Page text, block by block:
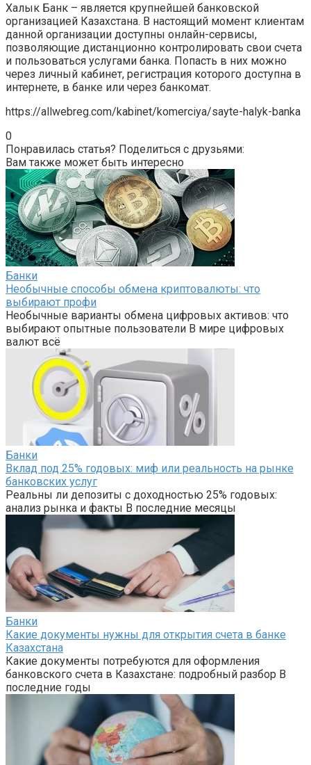
Халык Банк – является крупнейшей банковской
организацией Казахстана. В настоящий момент клиентам
данной организации доступны онлайн-сервисы,
позволяющие дистанционно контролировать свои счета
и пользоваться услугами банка. Попасть в них можно
через личный кабинет, регистрация которого доступна в
интернете, в банке или через банкомат.
https://allwebreg.com/kabinet/komerciya/sayte-halyk-banka
0
Понравилась статья? Поделиться с друзьями:
Вам также может быть интересно
Банки
Необычные способы обмена криптовалюты: что
выбирают профи
Необычные варианты обмена цифровых активов: что
выбирают опытные пользователи В мире цифровых
валют всё
Банки
Вклад под 25% годовых: миф или реальность на рынке
банковских услуг
Реальны ли депозиты с доходностью 25% годовых:
анализ рынка и факты В последние месяцы
Банки
Какие документы нужны для открытия счета в банке
Казахстана
Какие документы потребуются для оформления
банковского счета в Казахстане: подробный разбор В
последние годы